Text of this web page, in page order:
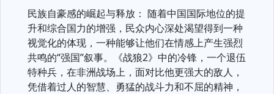
民族自豪感的崛起与释放： 随着中国国际地位的提
升和综合国力的增强，民众内心深处渴望得到一种
视觉化的体现，一种能够让他们在情感上产生强烈
共鸣的“强国”叙事。《战狼2》中的冷锋，一个退伍
特种兵，在非洲战场上，面对比他更强大的敌人，
凭借着过人的智慧、勇猛的战斗力和不屈的精神，